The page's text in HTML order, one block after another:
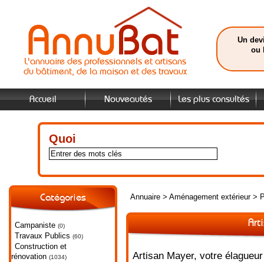
L'annuaire des professionnels et artisans
du bâtiment, de la maison et des travaux
Un
ou
Accueil Nouveautés Les plus consultés
Quoi
Catégories
Campaniste (0)
Travaux Publics (60)
Construction et
rénovation (1034)
Annuaire > Aménagement extérieur>
Artisan Mayer, votre